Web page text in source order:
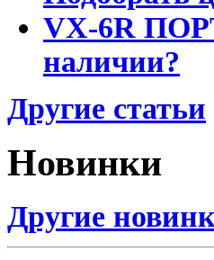
VX-6R
наличии?
Другие статьи
Новинки
Другие